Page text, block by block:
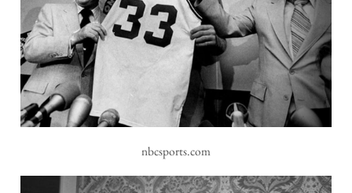
nbcsports.com